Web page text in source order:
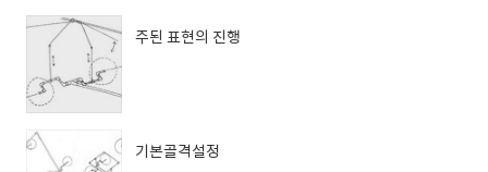
주된 표현의 진행
기본골격설정